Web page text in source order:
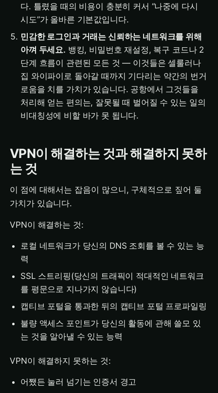
다. 틀렸을 때의 비용이 충분히 커서 “나중에 다시
시도”가 올바른 기본값입니다.
민감한 로그인과 거래는 신뢰하는 네트워크를 위해
아껴 두세요. 뱅킹, 비밀번호 재설정, 복구 코드나 2
단계 흐름이 관련된 모든 것 — 이것들은 셀룰러나
집 와이파이로 돌아갈 때까지 기다리는 약간의 번거
로움을 치를 가치가 있습니다. 공항에서 그것들을
처리해 얻는 편의는, 잘못될 때 벌어질 수 있는 일의
비대칭성에 비할 바가 못 됩니다.
VPN이 해결하는 것과 해결하지 못하
는 것
이 점에 대해서는 잡음이 많으니, 구체적으로 짚어 둘
가치가 있습니다.
VPN이 해결하는 것:
로컬 네트워크가 당신의 DNS 조회를 볼 수 있는 능
력
SSL 스트리핑(당신의 트래픽이 적대적인 네트워크
를 평문으로 지나가지 않습니다)
캡티브 포털을 통과한 뒤의 캡티브 포털 프로파일링
불량 액세스 포인트가 당신의 활동에 관해 쓸모 있
는 것을 알아낼 수 있는 능력
VPN이 해결하지 못하는 것:
어쨌든 눌러 넘기는 인증서 경고